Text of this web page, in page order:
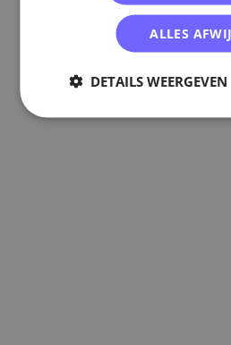
ALLES
DETAILS WEERGEVEN